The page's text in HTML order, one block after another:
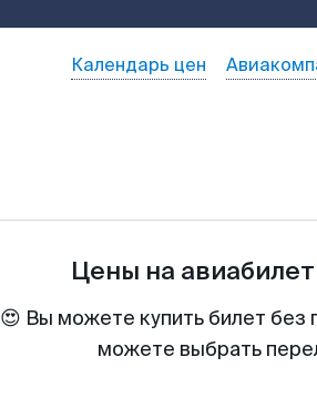
Календарь цен
Цены на
😍 Вы можете купить билет без
можете выбрать